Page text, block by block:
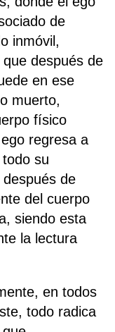
de
inmóvil,
después de
en ese
muerto,
físico
regresa a
su
de
del cuerpo
siendo esta
la lectura
en todos
todo radica